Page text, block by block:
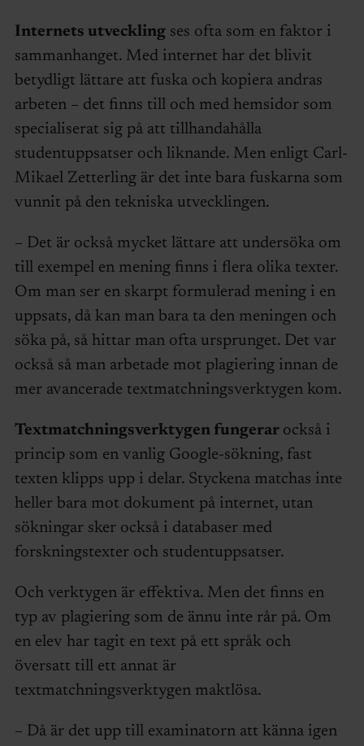
Internets utvecklingses ofta som en faktor i
sammanhanget. Med internet har det blivit
betydligt lättare att fuska och kopiera andras
arbeten – det finns till och med hemsidor som
specialiserat sig på att tillhandahålla
studentuppsatser och liknande. Men enligt Carl-
Mikael Zetterling är det inte bara fuskarna som
vunnit på den tekniska utvecklingen.
– Det är också mycket lättare att undersöka om
till exempel en mening finns i flera olika texter.
Om man ser en skarpt formulerad mening i en
uppsats, då kan man bara ta den meningen och
söka på, så hittar man ofta ursprunget. Det var
också så man arbetade mot plagiering innan de
mer avancerade textmatchningsverktygen kom.
Textmatchningsverktygen fungerar också i
princip som en vanlig Google-sökning, fast
texten klipps upp i delar. Styckena matchas inte
heller bara mot dokument på internet, utan
sökningar sker också i databaser med
forskningstexter och studentuppsatser.
Och verktygen är effektiva. Men det finns en
typ av plagiering som de ännu inte rår på. Om
en elev har tagit en text på ett språk och
översatt till ett annat är
textmatchningsverktygen maktlösa.
– Då är det upp till examinatorn att känna igen